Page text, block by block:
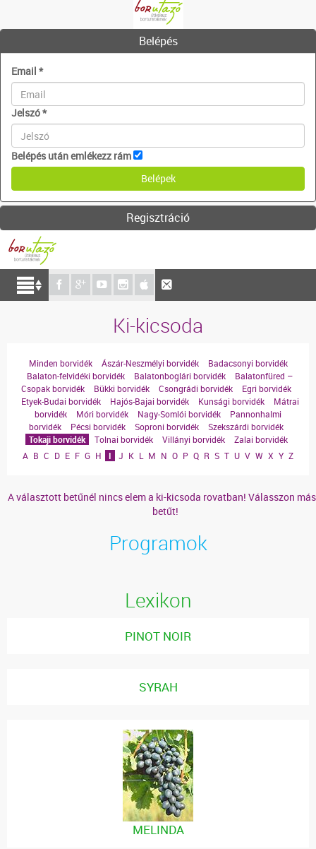
Belépés
Email *
Jelszó*
Belépés után emlékezz rám
Regisztráció
Ki-kicsoda
Minden borvidék Ászár-Neszmélyi borvidék
Badacsonyi borvidék
Balaton-felvidéki borvidék
Balatonboglári borvidék
Balatonfüred –
Csopak borvidék
Bükki borvidék Csongrádi borvidék
Egri borvidék
Etyek-Budai borvidék
Hajós-Bajai borvidék Kunsági borvidék
Mátrai
borvidék
Móri borvidék Nagy-Somlói borvidék
Pannonhalmi
borvidék
Pécsi borvidék Soproni borvidék
Szekszárdi borvidék
Tokaji borvidék
Tolnai borvidék Villányi borvidék
Zalai borvidék
A B C D E F G H I J K L M N O P Q R S T U V W X Y Z
A választott betűnél nincs elem a ki-kicsoda rovatban! Válasszon
betűt!
Programok
Lexikon
PINOT NOIR
SYRAH
MELINDA